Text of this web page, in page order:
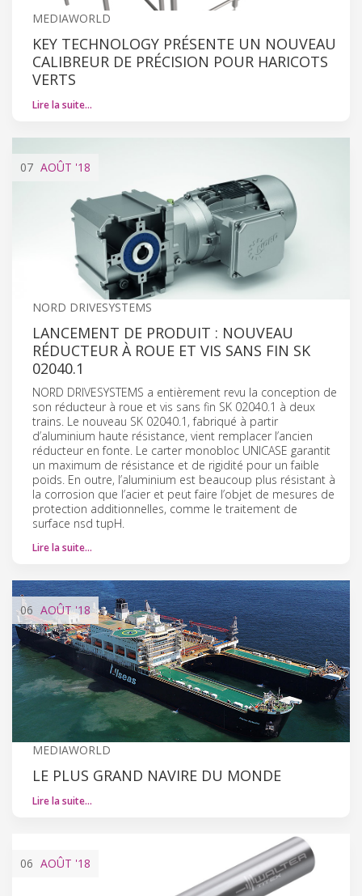
MEDIAWORLD
KEY TECHNOLOGY PRÉSENTE UN NOUVEAU
CALIBREUR DE PRÉCISION POUR HARICOTS
VERTS
Lire la suite…
07 AOÛT '18
NORD DRIVESYSTEMS
LANCEMENT DE PRODUIT : NOUVEAU
RÉDUCTEUR À ROUE ET VIS SANS FIN SK
02040.1
NORD DRIVESYSTEMS a entièrement revu la conception de
son réducteur à roue et vis sans fin SK 02040.1 à deux
trains. Le nouveau SK 02040.1, fabriqué à partir
d’aluminium haute résistance, vient remplacer l’ancien
réducteur en fonte. Le carter monobloc UNICASE garantit
un maximum de résistance et de rigidité pour un faible
poids. En outre, l’aluminium est beaucoup plus résistant à
la corrosion que l’acier et peut faire l’objet de mesures de
protection additionnelles, comme le traitement de
surface nsd tupH.
Lire la suite…
06 AOÛT'18
MEDIAWORLD
LE PLUS GRAND NAVIRE DU MONDE
Lire la suite…
06 AOÛT '18